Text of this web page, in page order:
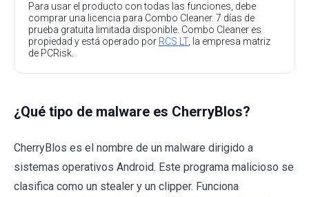
Para usar el producto con todas las funciones, debe
comprar una licencia para Combo Cleaner. 7 días de
prueba gratuita limitada disponible. Combo Cleaner es
propiedad y está operado por RCS LT, la empresa matriz
de PCRisk.
¿Qué tipo de malware es CherryBlos?
CherryBlos es el nombre de un malware dirigido a
sistemas operativos Android. Este programa malicioso se
clasifica como un stealer y un clipper. Funciona